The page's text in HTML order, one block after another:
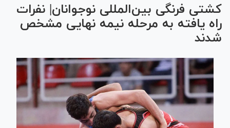
کشتی فرنگی بین‌المللی نوجوانان| نفرات
راه یافته به مرحله نیمه نهایی مشخص
شدند